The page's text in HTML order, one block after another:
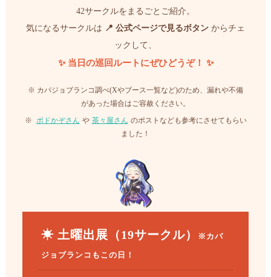
42サークルをまるごとご紹介。
気になるサークルは 📍 公式ページで見るボタン からチェ
ックして、
✨ 当日の巡回ルートにぜひどうぞ！ ✨
※ カバジョブランコ調べ(Xやブース一覧など)のため、漏れや不備
があった場合はご容赦ください。
※ ボドかぞさん や 茶々屋さん のポストなども参考にさせてもらい
ました！
☀ 土曜出展（19サークル） ※カバ
ジョブランコもこの日！